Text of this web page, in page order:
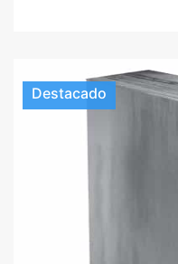
Destacado